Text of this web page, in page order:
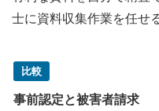
士に資料収集作業を任せ
比較
事前認定と被害者請求